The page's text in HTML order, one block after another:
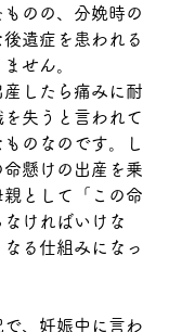
のの、分娩時の
後遺症を患われる
せん。
したら痛みに耐
失うと言われて
のなのです。し
懸けの出産を乗
親として「この命
ければいけな
る仕組みになっ
で、妊娠中に言わ